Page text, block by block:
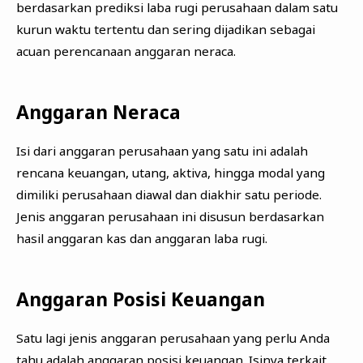
berdasarkan prediksi laba rugi perusahaan dalam satu
kurun waktu tertentu dan sering dijadikan sebagai
acuan perencanaan anggaran neraca.‍
Anggaran Neraca
Isi dari anggaran perusahaan yang satu ini adalah
rencana keuangan, utang, aktiva, hingga modal yang
dimiliki perusahaan diawal dan diakhir satu periode.
Jenis anggaran perusahaan ini disusun berdasarkan
hasil anggaran kas dan anggaran laba rugi.
Anggaran Posisi Keuangan
Satu lagi jenis anggaran perusahaan yang perlu Anda